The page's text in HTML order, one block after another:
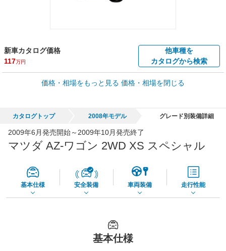
新車カタログ価格
117万円
他車種を
カタログから検索
車買取価格 *
車買取相場
45,550円
*当該価格は車種別の価格となります。
価格・相場をもっと見る 価格・相場を閉じる
カタログトップ 2008年モデル グレード別装備詳細
2009年6月発売開始～2009年10月発売終了
マツダ AZ-ワゴン 2WD XS スペシャル
基本仕様 安全装備 車両装備 走行性能
基本仕様